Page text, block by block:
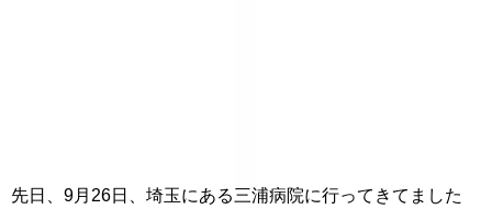
先日、9月26日、埼玉にある三浦病院に行ってきてました